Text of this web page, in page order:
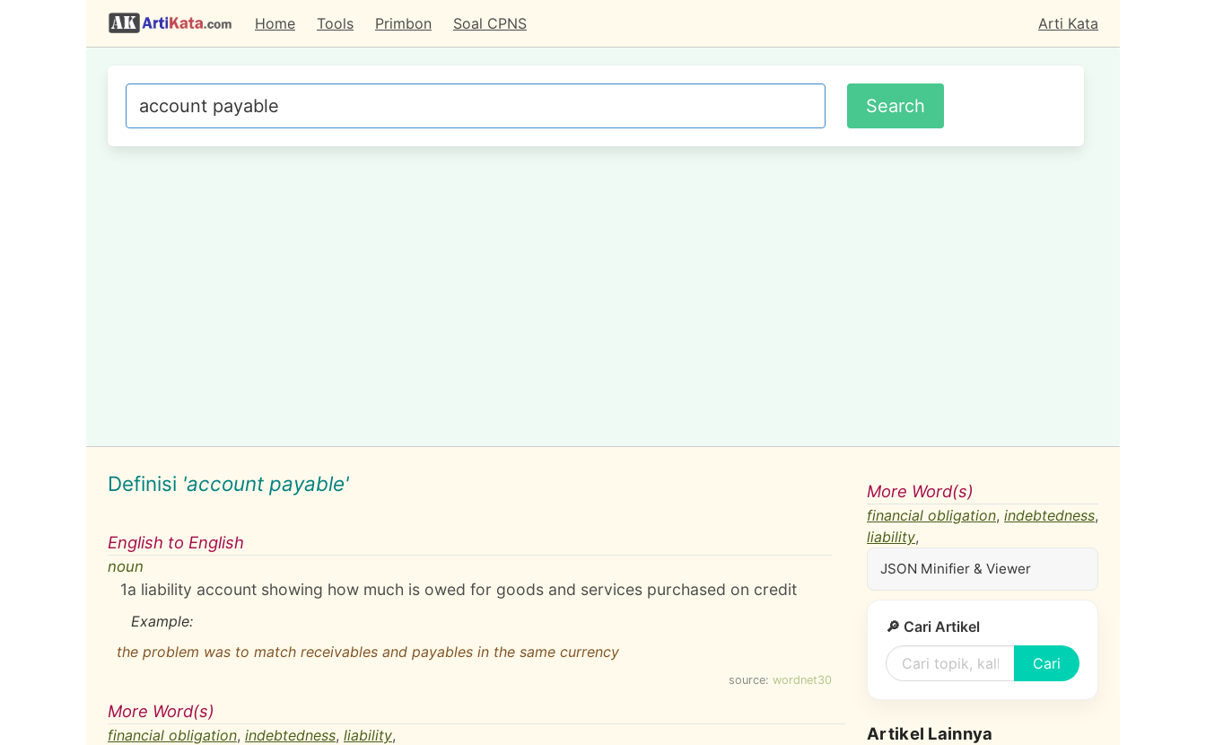
Home Tools Primbon Soal CPNS Arti Kata
Definisi 'account payable'
English to English
noun
1a liability account showing how much is owed for goods and services purchased on credit
Example:
the problem was to match receivables and payables in the same currency
source: wordnet30
More Word(s)
financial obligation, indebtedness, liability,
More Word(s)
financial obligation, indebtedness,
liability,
JSON Minifier & Viewer
🔎 Cari Artikel
Cari
Artikel Lainnya